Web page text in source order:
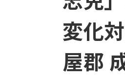
変化
屋郡